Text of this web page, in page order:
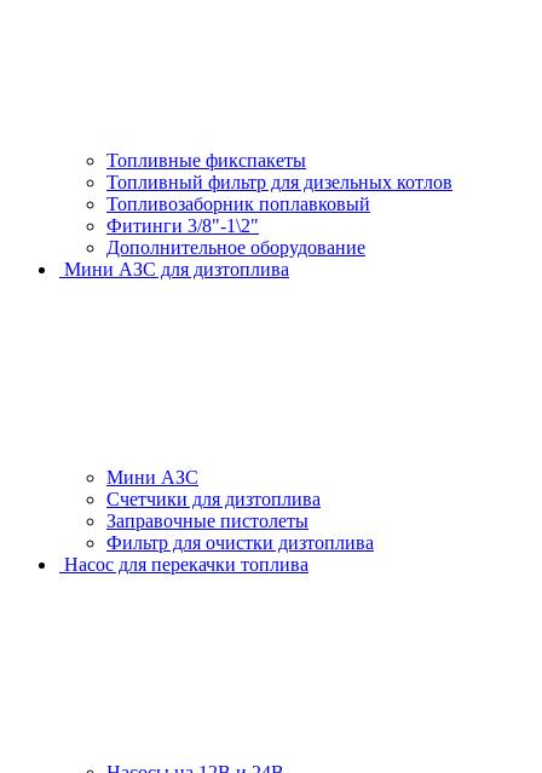
Топливные фикспакеты
Топливный фильтр для дизельных котлов
Топливозаборник поплавковый
Фитинги 3/8"-1\2"
Дополнительное оборудование
Мини АЗС для дизтоплива
Мини АЗС
Счетчики для дизтоплива
Заправочные пистолеты
Фильтр для очистки дизтоплива
Насос для перекачки топлива